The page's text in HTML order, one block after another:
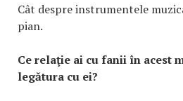
Cât despre instrumentele
pian.
Ce relaţie ai cu fanii în acest
legătura cu ei?